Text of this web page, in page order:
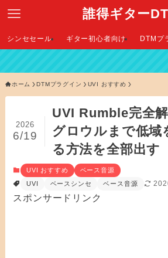
誰得ギター
シンセセール ギター初心者向け DTMプ
ホーム DTMプラグイン UVI おすすめ
UVI Rumble完全
グロウルまで低域
る方法を全部出す
2026
6/19
UVI おすすめ
ベース音源
UVI
ベースシンセ ベース音源
スポンサードリンク